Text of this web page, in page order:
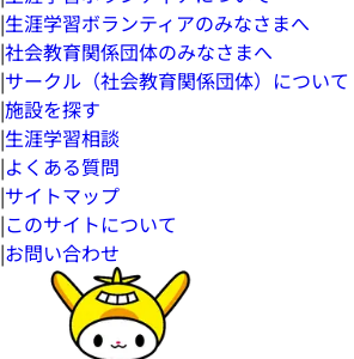
|生涯学習ボランティアのみなさまへ
|社会教育関係団体のみなさまへ
|サークル（社会教育関係団体）について
|施設を探す
|生涯学習相談
|よくある質問
|サイトマップ
|このサイトについて
|お問い合わせ